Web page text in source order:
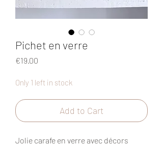
Pichet en verre
€19.00
Only 1 left in stock
Add to Cart
Jolie carafe en verre avec décors